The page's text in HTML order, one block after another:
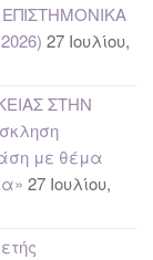
27 Ιουλίου,
ΣΤΗΝ
με θέμα
27 Ιουλίου,